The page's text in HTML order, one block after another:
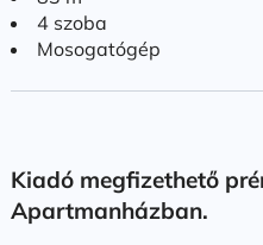
4 szoba
Mosogatógép
Kiadó megfizethető
Apartmanházban.